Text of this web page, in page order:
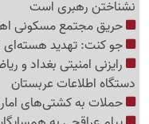
نشناختن رهبری است
حریق مجتمع مسکونی
جو کنت: تهدید هسته‌ای
رایزنی امنیتی بغداد و
دستگاه اطلاعات عربستان
حملات به کشتی‌های